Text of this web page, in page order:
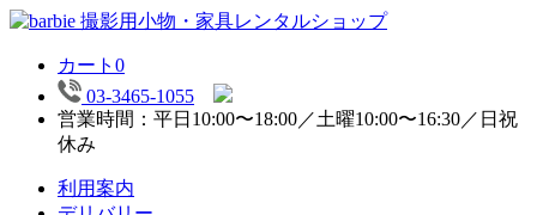
カート 0
03-3465-1055
営業時間：平日10:00〜18:00／土曜10:00〜16:30／日祝
休み
利用案内